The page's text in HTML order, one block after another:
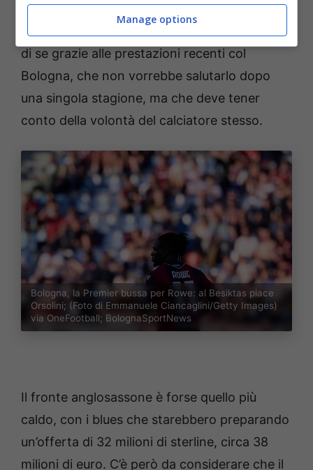
non proseguirà con Noa Lang, e il Chelsea. Il
campione d’Europa Under 21 ha fatto parlare
di se grazie alle prestazioni recenti col
Bologna, che non vorrebbe salutarlo dopo
una singola stagione, ma che deve tener
conto della volontà del calciatore stesso.
Bologna, la Premier bussa per Rowe: al Besiktas piace
Orsolini; (Foto di Emmanuele Ciancaglini/Getty Images)
via OneFootball; BolognaSportNews
Il fronte anglosassone è forse quello più
caldo, con i blues che starebbero preparando
un’offerta di 32 milioni di sterline, circa 38
milioni di euro. C’è però da considerare che il
Manage options